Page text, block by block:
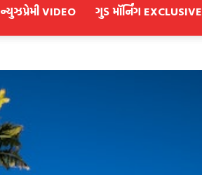
ન્યુઝપ્રેમી VIDEO ગુડ મૉર્નિંગ EXCLUSIVE